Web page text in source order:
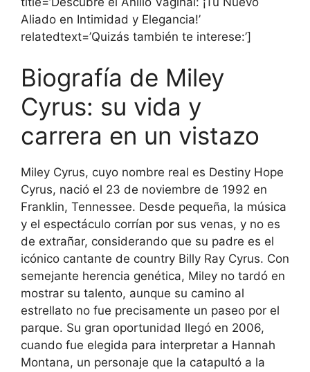
Aliado en Intimidad y Elegancia!’
relatedtext=’Quizás también te interese:’]
Biografía de Miley
Cyrus: su vida y
carrera en un vistazo
Miley Cyrus, cuyo nombre real es Destiny Hope
Cyrus, nació el 23 de noviembre de 1992 en
Franklin, Tennessee. Desde pequeña, la música
y el espectáculo corrían por sus venas, y no es
de extrañar, considerando que su padre es el
icónico cantante de country Billy Ray Cyrus. Con
semejante herencia genética, Miley no tardó en
mostrar su talento, aunque su camino al
estrellato no fue precisamente un paseo por el
parque. Su gran oportunidad llegó en 2006,
cuando fue elegida para interpretar a Hannah
Montana, un personaje que la catapultó a la